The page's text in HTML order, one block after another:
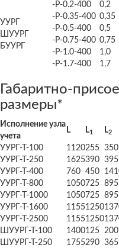
УУРГ
ШУУРГ
БУУРГ
-Р-0.2-400 0,2
-Р-0.35-400 0,35
-Р-0.5-400
0,5
-Р-0.75-400 0,75
-Р-1.0-400
1,0
-Р-1.7-400
1,7
Габаритно-
размеры*
Исполнение узла
учета
L L1 L2
УУРГ-Т-100
1120255 350
УУРГ-Т-250
1625390 395
УУРГ-Т-400
760 450
УУРГ-Т-800
1050725 895
УУРГ-Т-1000
1050725 895
УУРГ-Т-1600
11551250
УУРГ-Т-2500
11551250
ШУУРГ-Т-100
1400125 200
ШУУРГ-Т-250
1755290 365